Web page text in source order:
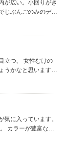
が広い。小回りがき
じぶんごのみのデザ
立つ。 女性むけの
かなと思います。
丈夫かなと思いま
に入っています。
カラーが豊富なの
わせにできるので